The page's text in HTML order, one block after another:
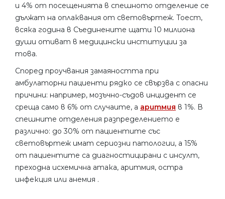
и 4% от посещенията в спешното отделение се
дължат на оплаквания от световъртеж. Тоест,
всяка година в Съединените щати 10 милиона
души отиват в медицински институции за
това.
Според проучвания замаяността при
амбулаторни пациенти рядко се свързва с опасни
причини: например, мозъчно-съдов инцидент се
среща само в 6% от случаите, а аритмия в 1%. В
спешните отделения разпределението е
различно: до 30% от пациентите със
световъртеж имат сериозни патологии, а 15%
от пациентите са диагностицирани с инсулт,
преходна исхемична атака, аритмия, остра
инфекция или анемия .